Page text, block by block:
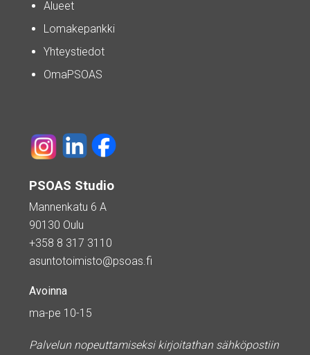
Alueet
Lomakepankki
Yhteystiedot
OmaPSOAS
PSOAS Studio
Mannenkatu 6 A
90130 Oulu
+358 8 317 3110
asuntotoimisto@psoas.fi
Avoinna
ma-pe 10-15
Palvelun nopeuttamiseksi kirjoitathan sähköpostiin